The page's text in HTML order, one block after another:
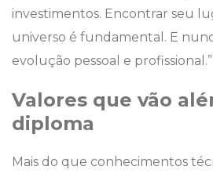
investimentos. Encontrar seu
universo é fundamental. E
evolução pessoal e profissional.”
Valores que vão
diploma
Mais do que conhecimentos